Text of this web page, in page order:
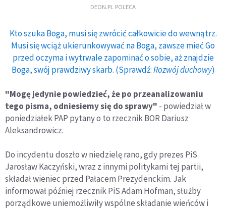
DEON.PL POLECA
Kto szuka Boga, musi się zwrócić całkowicie do wewnątrz.
Musi się wciąż ukierunkowywać na Boga, zawsze mieć Go
przed oczyma i wytrwale zapominać o sobie, aż znajdzie
Boga, swój prawdziwy skarb. (Sprawdź:Rozwój duchowy)
"Mogę jedynie powiedzieć, że po przeanalizowaniu
tego pisma, odniesiemy się do sprawy" - powiedział w
poniedziałek PAP pytany o to rzecznik BOR Dariusz
Aleksandrowicz.
Do incydentu doszło w niedzielę rano, gdy prezes PiS
Jarosław Kaczyński, wraz z innymi politykami tej partii,
składał wieniec przed Pałacem Prezydenckim. Jak
informował później rzecznik PiS Adam Hofman, służby
porządkowe uniemożliwiły wspólne składanie wieńców i